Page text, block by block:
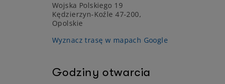
Wojska Polskiego 19
Kędzierzyn-Koźle 47-200,
Opolskie
Wyznacz trasę w mapach Google
Godziny otwarcia